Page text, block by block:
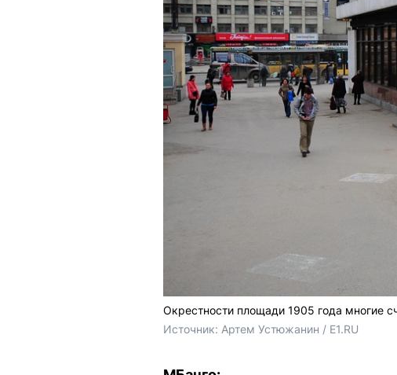
Окрестности площади 1905 года многие
Источник: Артем Устюжанин / E1.RU